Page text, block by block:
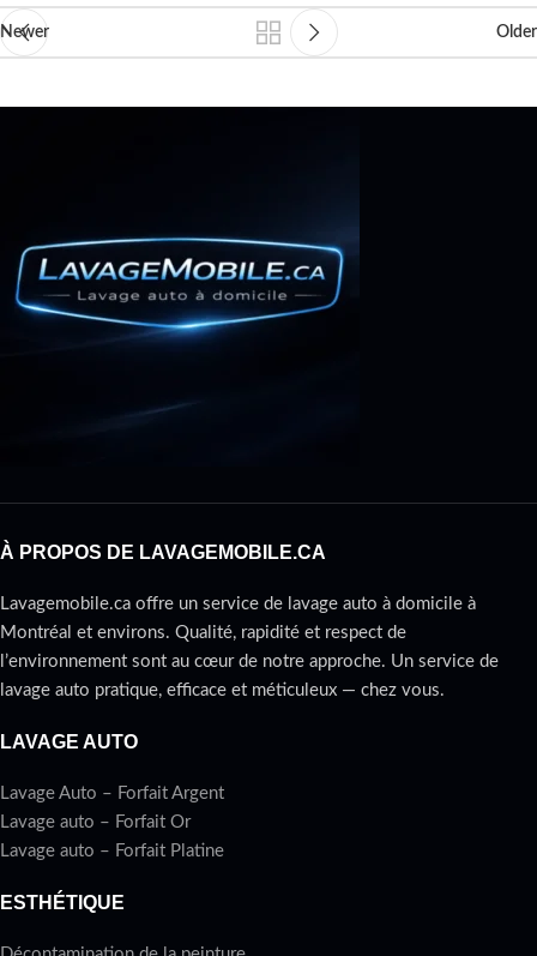
Newer Older
À PROPOS DE LAVAGEMOBILE.CA
Lavagemobile.ca offre un service de lavage auto à domicile à
Montréal et environs. Qualité, rapidité et respect de
l’environnement sont au cœur de notre approche. Un service de
lavage auto pratique, efficace et méticuleux — chez vous.
LAVAGE AUTO
Lavage Auto – Forfait Argent
Lavage auto – Forfait Or
Lavage auto – Forfait Platine
ESTHÉTIQUE